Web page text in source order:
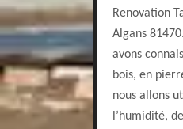
Renovation
Algans
avons
bois, en
nous allons
l’humidité,